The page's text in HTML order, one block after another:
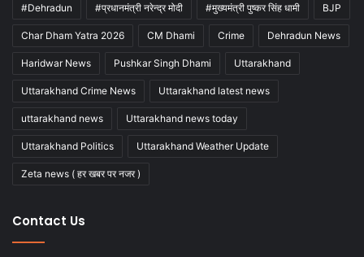
#Dehradun #प्रधानमंत्री नरेन्द्र मोदी #मुख्यमंत्री पुष्कर सिंह धामी BJP
Char Dham Yatra 2026 CM Dhami Crime Dehradun News
Haridwar News Pushkar Singh Dhami Uttarakhand
Uttarakhand Crime News Uttarakhand latest news
uttarakhand news Uttarakhand news today
Uttarakhand Politics Uttarakhand Weather Update
Zeta news ( हर खबर पर नजर )
Contact Us